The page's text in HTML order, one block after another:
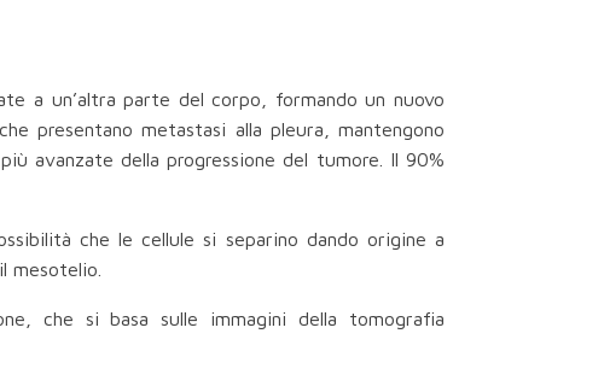
a un’altra parte del corpo, formando un nuovo
presentano metastasi alla pleura, mantengono
avanzate della progressione del tumore. Il 90%
che le cellule si separino dando origine a
mesotelio.
che si basa sulle immagini della tomografia